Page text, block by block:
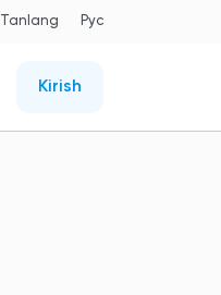
Tanlang Рус
Kirish